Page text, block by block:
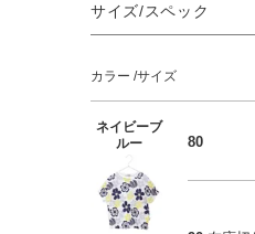
サイズ/スペック
カラー サイズ
ネイビーブ
ルー
80